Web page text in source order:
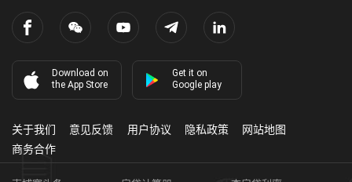
Download on
the App Store
Get it on
Google play
关于我们 意见反馈 用户协议 隐私政策
网站地图
商务合作